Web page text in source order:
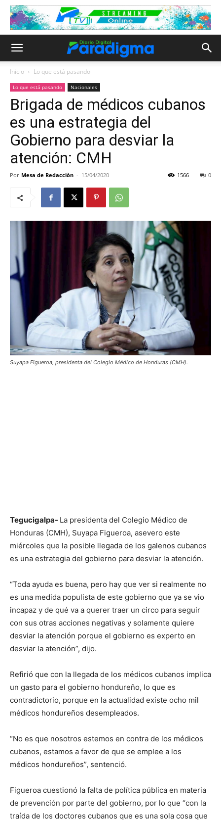
Inicio Lo que está pasando
Lo que está pasando Nacionales
Brigada de médicos cubanos
es una estrategia del
Gobierno para desviar la
atención: CMH
Por Mesa de Redacciòn - 15/04/2020 0
1566
Suyapa Figueroa, presidenta del Colegio Médico de Honduras (CMH).
Tegucigalpa- La presidenta del Colegio Médico de
Honduras (CMH), Suyapa Figueroa, asevero este
miércoles que la posible llegada de los galenos cubanos
es una estrategia del gobierno para desviar la atención.
“Toda ayuda es buena, pero hay que ver si realmente no
es una medida populista de este gobierno que ya se vio
incapaz y de qué va a querer traer un circo para seguir
con sus otras acciones negativas y solamente quiere
desviar la atención porque el gobierno es experto en
desviar la atención”, dijo.
Refirió que con la llegada de los médicos cubanos implica
un gasto para el gobierno hondureño, lo que es
contradictorio, porque en la actualidad existe ocho mil
médicos hondureños desempleados.
“No es que nosotros estemos en contra de los médicos
cubanos, estamos a favor de que se emplee a los
médicos hondureños”, sentenció.
Figueroa cuestionó la falta de política pública en materia
de prevención por parte del gobierno, por lo que “con la
traída de los doctores cubanos que es una sola cosa que